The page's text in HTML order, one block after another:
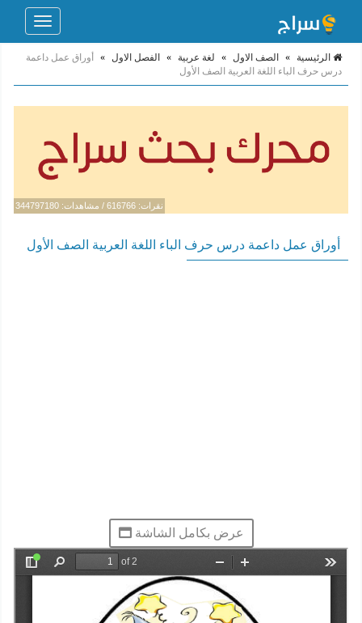
Toggle
الرئيسية » الصف الاول » لغة عربية » الفصل الاول »
أوراق عمل داعمة
درس حرف الباء اللغة العربية الصف الأول
نقرات: 616766 / مشاهدات: 344797180
أوراق عمل داعمة درس حرف الباء اللغة العربية الصف الأول
عرض بكامل الشاشة